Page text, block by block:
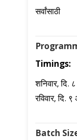
सर्वांसाठी
Timings:
शनिवार,
रविवार, दि.
Batch